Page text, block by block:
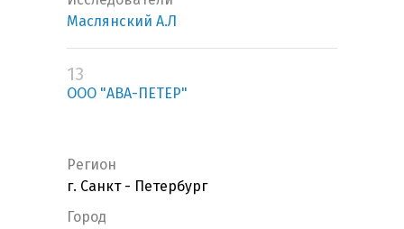
Маслянский А.Л
13
ООО "АВА-ПЕТЕР"
Регион
г. Санкт - Петербург
Город